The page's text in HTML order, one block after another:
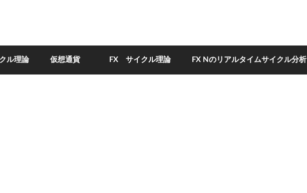
ル理論 仮想通貨 FX サイクル理論 FX Nのリアルタイムサイクル分析